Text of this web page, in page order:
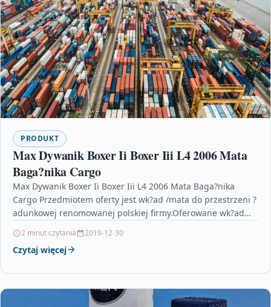
PRODUKT
Max Dywanik Boxer Ii Boxer Iii L4 2006 Mata
Baga?nika Cargo
Max Dywanik Boxer Ii Boxer Iii L4 2006 Mata Baga?nika
Cargo Przedmiotem oferty jest wk?ad /mata do przestrzeni ?
adunkowej renomowanej polskiej firmy.Oferowane wk?ad
2 minut czytania 2019-12-30
Czytaj więcej